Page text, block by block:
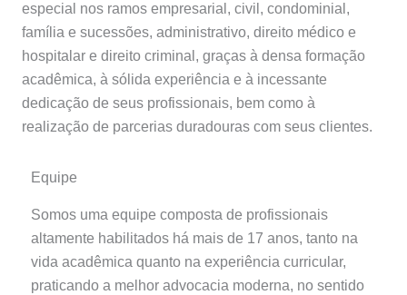
especial nos ramos empresarial, civil, condominial,
família e sucessões, administrativo, direito médico e
hospitalar e direito criminal, graças à densa formação
acadêmica, à sólida experiência e à incessante
dedicação de seus profissionais, bem como à
realização de parcerias duradouras com seus clientes.
Equipe
Somos uma equipe composta de profissionais
altamente habilitados há mais de 17 anos, tanto na
vida acadêmica quanto na experiência curricular,
praticando a melhor advocacia moderna, no sentido